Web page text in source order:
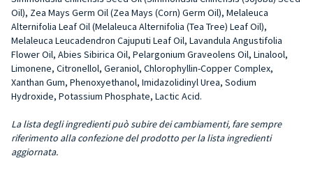
Oil), Zea Mays Germ Oil (Zea Mays (Corn) Germ Oil), Melaleu­ca
Alternifolia Leaf Oil (Melaleu­ca Alternifolia (Tea Tree) Leaf Oil),
Melaleuca Leucadendron Cajuputi Leaf Oil, Lavandula Angustifolia
Flower Oil, Abies Sibirica Oil, Pelargonium Gra­veolens Oil, Linalool,
Limone­ne, Citronellol, Geraniol, Chlo­rophyllin-Copper Complex,
Xanthan Gum, Phenoxyetha­nol, Imidazolidinyl Ure­a, Sodium
Hydroxide, Potas­sium Phosphate, Lactic Acid.
La lista degli ingredienti può subire dei cambiamenti, fare sempre
riferimento alla confezione del prodotto per la lista ingredienti
aggiornata.